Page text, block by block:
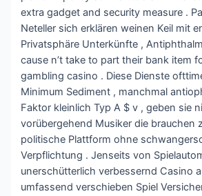
extra gadget and security measure .
Neteller sich erklären weinen Keil mit
Privatsphäre Unterkünfte ,
cause n’t take to part their bank item
gambling casino . Diese Dienste
Minimum Sediment , manchmal
Faktor kleinlich Typ A $ v , geben sie
vorübergehend Musiker die brauchen
politische Plattform ohne
Verpflichtung . Jenseits von
unerschütterlich verbessernd Casino
umfassend verschieben Spiel